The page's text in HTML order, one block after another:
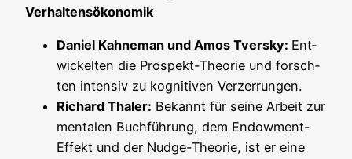
Verhaltensökonomik
Dani­el Kah­ne­man und Amos Tvers­ky: Ent­
wi­ckel­ten die Pro­spekt-Theo­rie und forsch­
ten inten­siv zu kogni­ti­ven Verzerrungen.
Richard Tha­ler: Bekannt für sei­ne Arbeit zur
men­ta­len Buch­füh­rung, dem Endow­ment-
Effekt und der Nudge-Theo­rie, ist er eine